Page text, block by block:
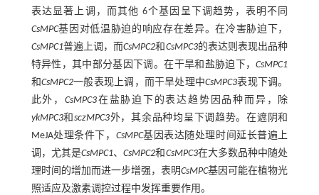
表达显著上调，而其他 6个基因呈下调趋势，表明不同
CsMPC基因对低温胁迫的响应存在差异。在冷害胁迫下，
CsMPC1普遍上调，而CsMPC2和 CsMPC3的表达则表现出品种
特异性，其中部分基因下调。在干旱和盐胁迫下，CsMPC1
和CsMPC2一般表现上调，而干旱处理中CsMPC3表现下调。
此外， CsMPC3在盐胁迫下的表达趋势因品种而异，除
ykMPC3和sczMPC3外，其余品种均呈下调趋势。在遮阴和
MeJA处理条件下， CsMPC基因表达随处理时间延长普遍上
调，尤其是CsMPC1、CsMPC2和 CsMPC3在大多数品种中随处
理时间的增加而进一步增强，表明CsMPC基因可能在植物光
照适应及激素调控过程中发挥重要作用。